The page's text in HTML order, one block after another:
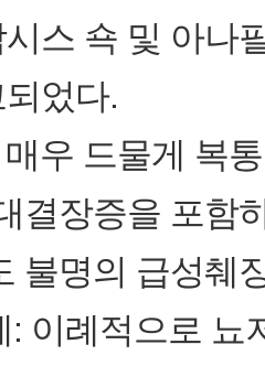
스 쇽 및 아나
었다.
우 드물게 복
결장증을 포함
불명의 급성췌
: 이례적으로 뇨